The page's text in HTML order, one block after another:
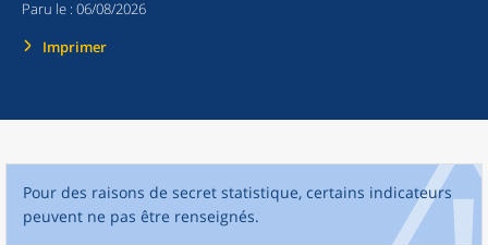
Paru le : 06/08/2026
Imprimer
Pour des raisons de secret statistique, certains indicateurs
peuvent ne pas être renseignés.